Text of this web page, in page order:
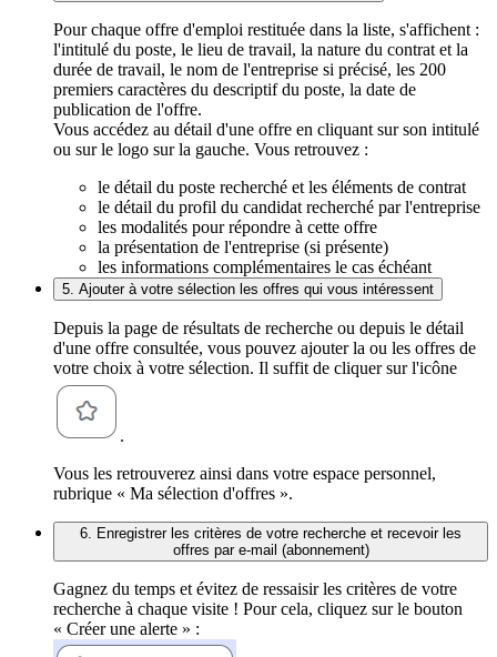
Pour chaque offre d'emploi restituée dans la liste, s'affichent :
l'intitulé du poste, le lieu de travail, la nature du contrat et la
durée de travail, le nom de l'entreprise si précisé, les 200
premiers caractères du descriptif du poste, la date de
publication de l'offre.
Vous accédez au détail d'une offre en cliquant sur son intitulé
ou sur le logo sur la gauche. Vous retrouvez :
le détail du poste recherché et les éléments de contrat
le détail du profil du candidat recherché par l'entreprise
les modalités pour répondre à cette offre
la présentation de l'entreprise (si présente)
les informations complémentaires le cas échéant
5. Ajouter à votre sélection les offres qui vous intéressent
Depuis la page de résultats de recherche ou depuis le détail
d'une offre consultée, vous pouvez ajouter la ou les offres de
votre choix à votre sélection. Il suffit de cliquer sur l'icône
.
Vous les retrouverez ainsi dans votre espace personnel,
rubrique « Ma sélection d'offres ».
6. Enregistrer les critères de votre recherche et recevoir les
offres par e-mail (abonnement)
Gagnez du temps et évitez de ressaisir les critères de votre
recherche à chaque visite ! Pour cela, cliquez sur le bouton
« Créer une alerte » :